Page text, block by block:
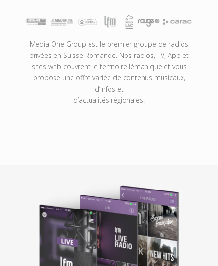
Media One Group est le premier groupe de radios
privées en Suisse Romande. Nos radios, TV, App et
sites web couvrent le territoire lémanique et vous
propose une offre variée de contenus musicaux,
d’infos et
d’actualités régionales.